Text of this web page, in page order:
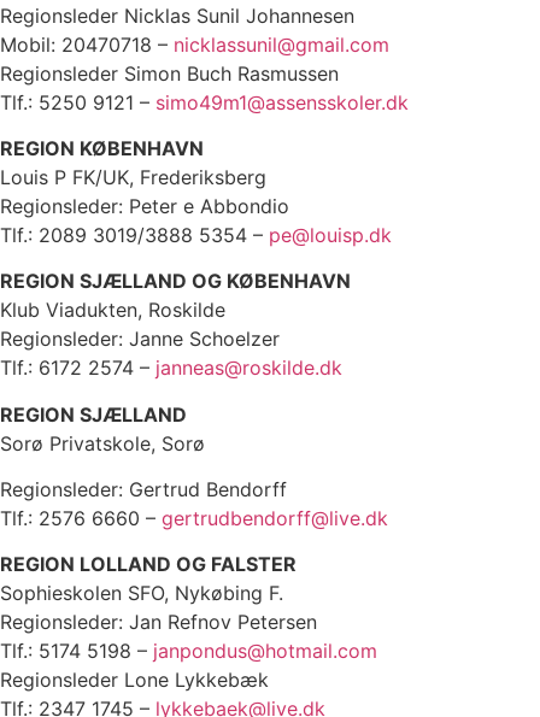
Regionsleder Nicklas Sunil Johannesen
Mobil: 20470718 – nicklassunil@gmail.com
Regionsleder Simon Buch Rasmussen
Tlf.: 5250 9121 – simo49m1@assensskoler.dk
REGION KØBENHAVN
Louis P FK/UK, Frederiksberg
Regionsleder: Peter e Abbondio
Tlf.: 2089 3019/3888 5354 – pe@louisp.dk
REGION SJÆLLAND OG KØBENHAVN
Klub Viadukten, Roskilde
Regionsleder: Janne Schoelzer
Tlf.: 6172 2574 – janneas@roskilde.dk
REGION SJÆLLAND
Sorø Privatskole, Sorø
Regionsleder: Gertrud Bendorff
Tlf.: 2576 6660 – gertrudbendorff@live.dk
REGION LOLLAND OG FALSTER
Sophieskolen SFO, Nykøbing F.
Regionsleder: Jan Refnov Petersen
Tlf.: 5174 5198 – janpondus@hotmail.com
Regionsleder Lone Lykkebæk
Tlf.: 2347 1745 – lykkebaek@live.dk